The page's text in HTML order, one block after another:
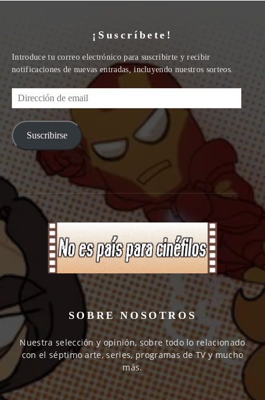
¡Suscríbete!
Introduce tu correo electrónico para suscribirte y recibir
notificaciones de nuevas entradas, incluyendo nuestros sorteos.
Dirección
de
email
Suscribirse
SOBRE NOSOTROS
Nuestra selección y opinión, sobre todo lo relacionado
con el séptimo arte, series, programas de TV y mucho
más.